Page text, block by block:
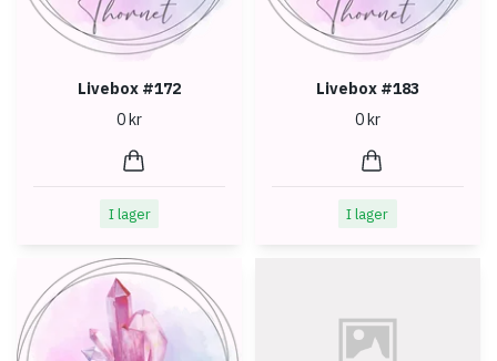
Livebox #172
0 kr
I lager
Livebox #183
0 kr
I lager